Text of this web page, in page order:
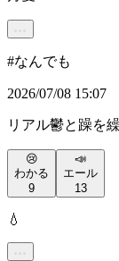
#なんでも
2026/07/08 15:07
リアル鬱と躁を
😢
わかる
9
📣
エール
13
💧